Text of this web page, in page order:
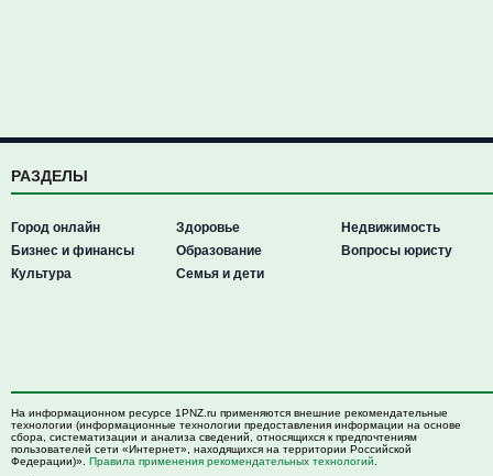
РАЗДЕЛЫ
Город онлайн
Бизнес и финансы
Культура
Здоровье
Образование
Семья и дети
Недвижимость
Вопросы юристу
На информационном ресурсе 1PNZ.ru применяются внешние рекомендательные
технологии (информационные технологии предоставления информации на основе
сбора, систематизации и анализа сведений, относящихся к предпочтениям
пользователей сети «Интернет», находящихся на территории Российской
Федерации)». Правила применения рекомендательных технологий